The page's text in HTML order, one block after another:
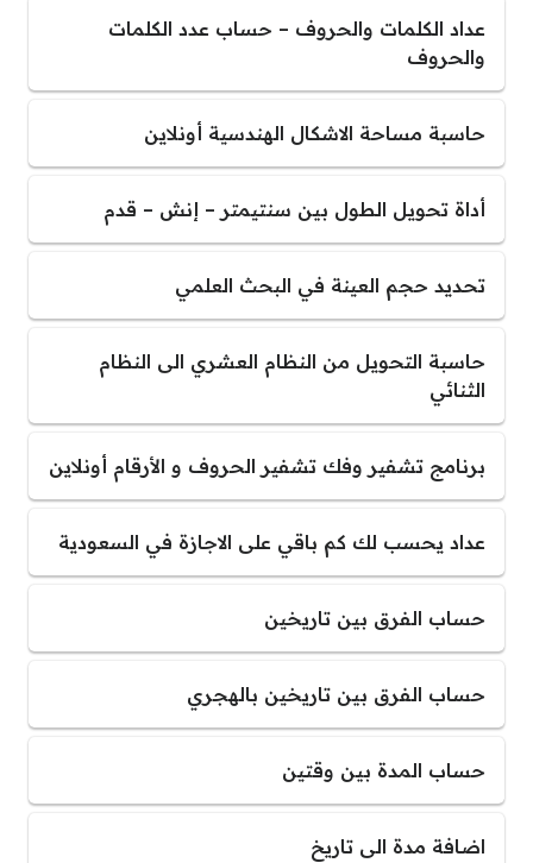
عداد الكلمات والحروف – حساب عدد الكلمات
والحروف
حاسبة مساحة الاشكال الهندسية أونلاين
أداة تحويل الطول بين سنتيمتر – إنش – قدم
تحديد حجم العينة في البحث العلمي
حاسبة التحويل من النظام العشري الى النظام
الثنائي
برنامج تشفير وفك تشفير الحروف و الأرقام أونلاين
عداد يحسب لك كم باقي على الاجازة في السعودية
حساب الفرق بين تاريخين
حساب الفرق بين تاريخين بالهجري
حساب المدة بين وقتين
اضافة مدة الى تاريخ